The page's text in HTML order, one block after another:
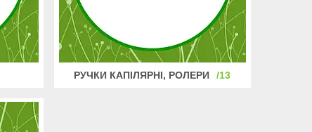
РУЧКИ КАПІЛЯРНІ, РОЛЕРИ 13